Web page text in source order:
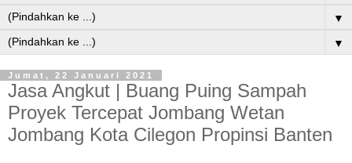
▼
▼
Jumat, 22 Januari 2021
Jasa Angkut | Buang Puing Sampah
Proyek Tercepat Jombang Wetan
Jombang Kota Cilegon Propinsi Banten